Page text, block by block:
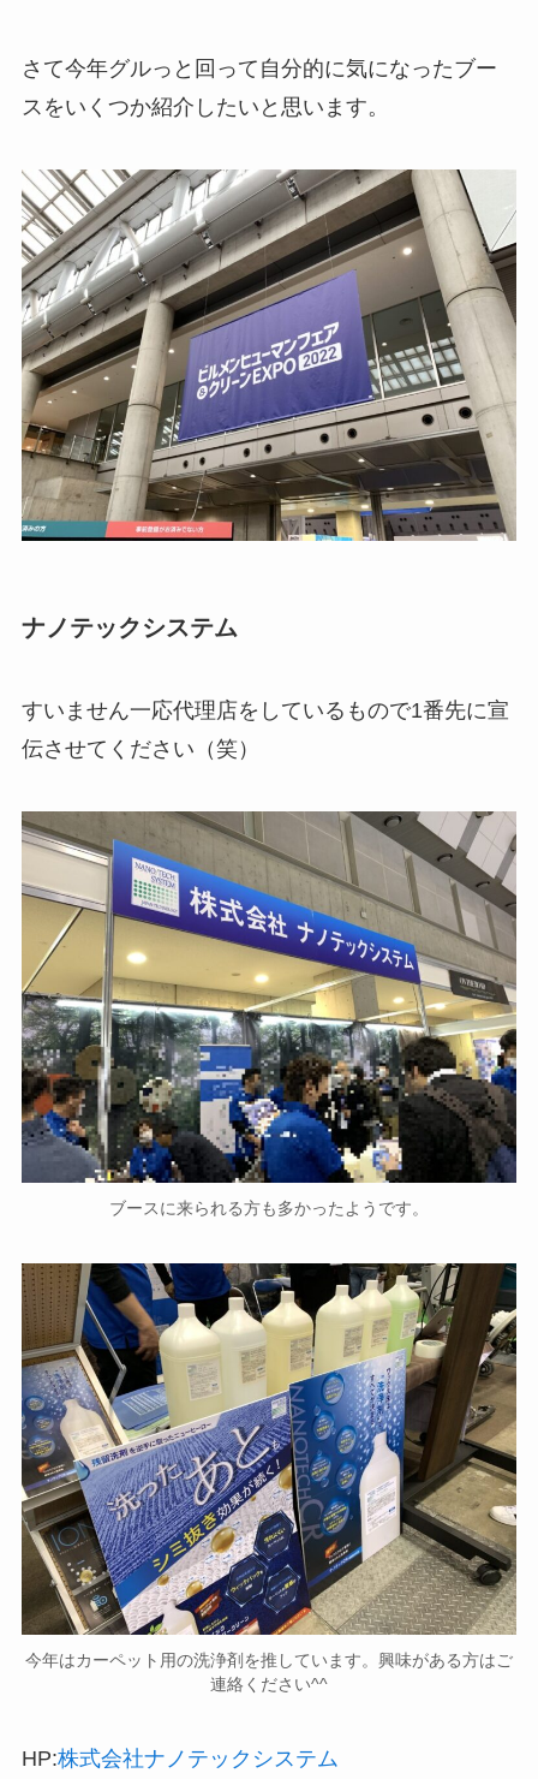
さて今年グルっと回って自分的に気になったブー
スをいくつか紹介したいと思います。
ナノテックシステム
すいません一応代理店をしているもので1番先に宣
伝させてください（笑）
ブースに来られる方も多かったようです。
今年はカーペット用の洗浄剤を推しています。興味がある方はご
連絡ください^^
HP:株式会社ナノテックシステム